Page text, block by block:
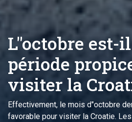
L"octobre est-
période
visiter la
Effectivement, le mois d"octobre
favorable pour visiter la Croatie.